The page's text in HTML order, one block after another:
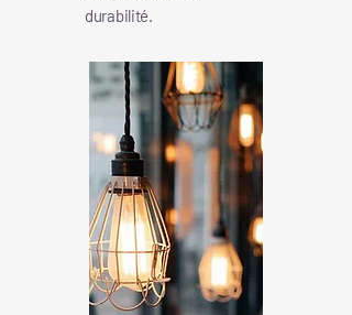
durabilité.